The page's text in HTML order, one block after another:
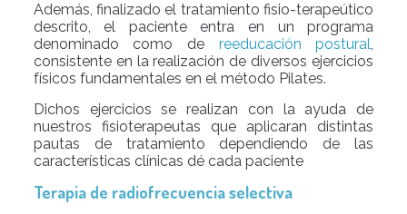
Además, finalizado el tratamiento fisio-terapeútico
descrito, el paciente entra en un programa
denominado como de reeducación postural,
consistente en la realización de diversos ejercicios
físicos fundamentales en el método Pilates.
Dichos ejercicios se realizan con la ayuda de
nuestros fisioterapeutas que aplicaran distintas
pautas de tratamiento dependiendo de las
características clínicas dé cada paciente
Terapia de radiofrecuencia selectiva